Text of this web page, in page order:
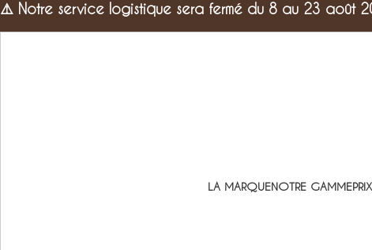
LA MARQUENOTRE GAMME
⚠️ Notre service logistique sera fermé du 8 au 23 août